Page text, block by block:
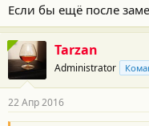
Если бы ещё после
Tarzan
Administrator
22 Апр 2016